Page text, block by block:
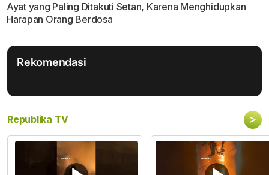
Ayat yang Paling Ditakuti Setan, Karena Menghidupkan
Harapan Orang Berdosa
Rekomendasi
Republika TV >